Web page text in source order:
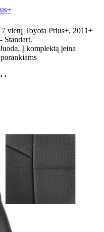
vietų Toyota Prius+, 2011+
Standart.
Į komplektą įeina
.